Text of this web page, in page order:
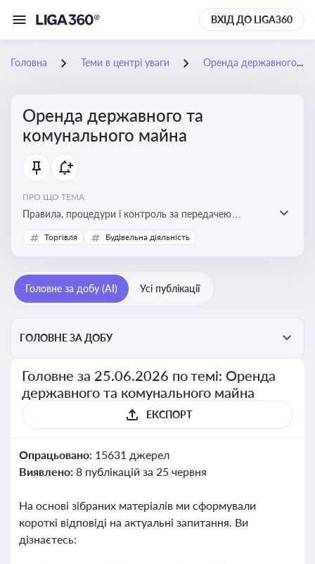
ВХІД ДО LIGA360
Головна Теми в центрі уваги Оренда державного та комунального майна
Оренда державного та
комунального майна
ПРО ЩО ТЕМА:
Правила, процедури і контроль за передачею
державного та комунального майна в оренду. Кейси
використання публічного майна
Торгівля Будівельна діяльність
Головне за добу (AI) Усі публікації
ГОЛОВНЕ ЗА ДОБУ
Головне за 25.06.2026 по темі: Оренда
державного та комунального майна
ЕКСПОРТ
Опрацьовано: 15631 джерел
Виявлено: 8 публікацій за 25 червня
На основі зібраних матеріалів ми сформували
короткі відповіді на актуальні запитання. Ви
дізнаєтесь: